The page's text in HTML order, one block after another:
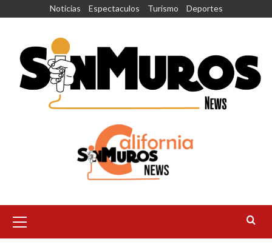
Noticias Espectaculos Turismo Deportes
principal